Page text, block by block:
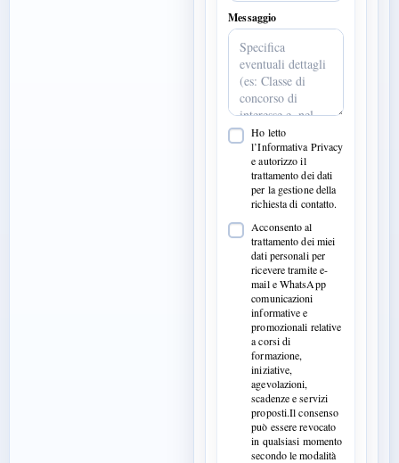
Messaggio
Ho letto
l’Informativa Privacy
e autorizzo il
trattamento dei dati
per la gestione della
richiesta di contatto.
Acconsento al
trattamento dei miei
dati personali per
ricevere tramite e-
mail e WhatsApp
comunicazioni
informative e
promozionali relative
a corsi di
formazione,
iniziative,
agevolazioni,
scadenze e servizi
proposti.Il consenso
può essere revocato
in qualsiasi momento
secondo le modalità